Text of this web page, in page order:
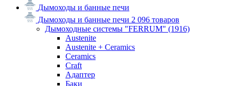
Дымоходы и банные печи
Дымоходы и банные печи 2 096 товаров
Дымоходные системы "FERRUM" (1916)
Austenite
Austenite + Ceramics
Ceramics
Craft
Адаптер
Баки